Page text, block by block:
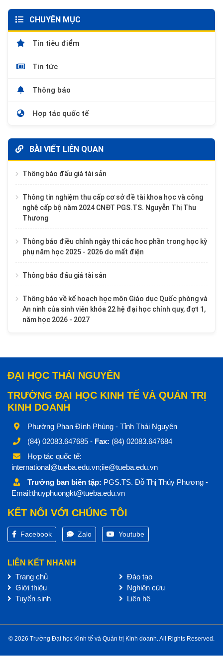
CHUYÊN MỤC
Tin tiêu điểm
Tin tức
Thông báo
Hợp tác quốc tế
BÀI VIẾT LIÊN QUAN
Thông báo đấu giá tài sản
Thông tin nghiệm thu cấp cơ sở đề tài khoa học và công
nghệ cấp bộ năm 2024 CNĐT PGS.TS. Nguyễn Thị Thu
Thương
Thông báo điều chỉnh ngày thi các học phần trong học kỳ
phụ năm học 2025 - 2026 do mất điện
Thông báo đấu giá tài sản
Thông báo về kế hoạch học môn Giáo dục Quốc phòng và
An ninh của sinh viên khóa 22 hệ đại học chính quy, đợt 1,
năm học 2026 - 2027
ĐẠI HỌC THÁI NGUYÊN
TRƯỜNG ĐẠI HỌC KINH TẾ VÀ QUẢN TRỊ
KINH DOANH
Phường Phan Đình Phùng - Tỉnh Thái Nguyên
(84) 02083.647685 - Fax: (84) 02083.647684
Hợp tác quốc tế:
international@tueba.edu.vn;iie@tueba.edu.vn
Trưởng ban biên tập: PGS.TS. Đỗ Thị Thúy Phương -
Email:thuyphuongkt@tueba.edu.vn
KẾT NỐI VỚI CHÚNG TÔI
Facebook Zalo Youtube
LIÊN KẾT NHANH
Trang chủ
Giới thiệu
Tuyển sinh
Đào tạo
Nghiên cứu
Liên hệ
© 2026 Trường Đại học Kinh tế và Quản trị Kinh doanh. All Rights Reserved.